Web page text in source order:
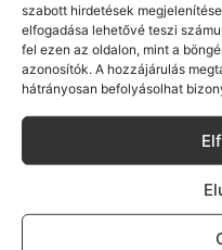
szabott hirdetések
elfogadása lehetővé teszi
fel ezen az oldalon, mint a
azonosítók. A hozzájárulás
hátrányosan befolyásolhat
Hibázni emberi dolog, de
Ha ritkán előfordul egy
hanem megoldást.